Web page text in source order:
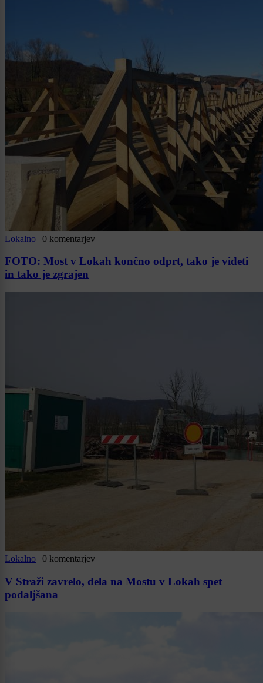
Lokalno | 0 komentarjev
FOTO: Most v Lokah končno odprt, tako je videti
in tako je zgrajen
Lokalno | 0 komentarjev
V Straži zavrelo, dela na Mostu v Lokah spet
podaljšana